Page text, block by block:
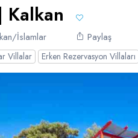
Kalkan
İslamlar Paylaş
Villalar Erken Rezervasyon Villaları